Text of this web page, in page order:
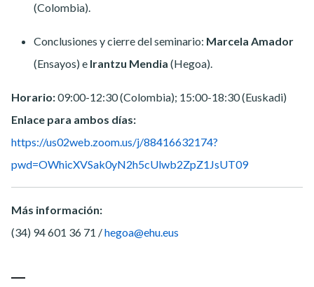
(Colombia).
Conclusiones y cierre del seminario: Marcela Amador
(Ensayos) e Irantzu Mendia (Hegoa).
Horario:09:00-12:30 (Colombia); 15:00-18:30 (Euskadi)
Enlace para ambos días:
https://us02web.zoom.us/j/88416632174?
pwd=OWhicXVSak0yN2h5cUlwb2ZpZ1JsUT09
Más información:
(34) 94 601 36 71 /hegoa@ehu.eus